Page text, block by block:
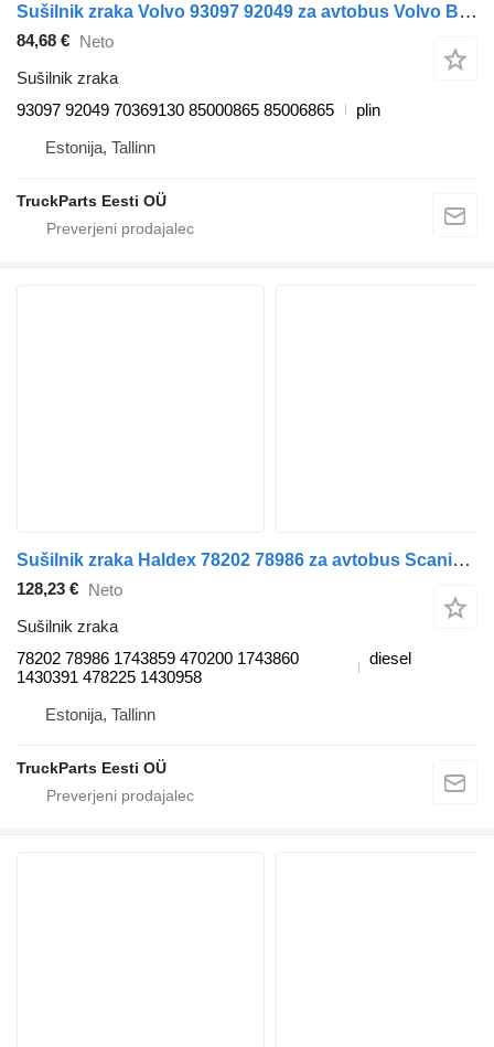
Sušilnik zraka Volvo 93097 92049 za avtobus Volvo B7, B8, B9, B12 bus (2005-)
84,68 € Neto
Sušilnik zraka
93097 92049 70369130 85000865 85006865
plin
Estonija, Tallinn
TruckParts Eesti OÜ
Sušilnik zraka Haldex 78202 78986 za avtobus Scania 4-series bus (1995-2006)
128,23 € Neto
Sušilnik zraka
78202 78986 1743859 470200 1743860
1430391 478225 1430958
diesel
Estonija, Tallinn
TruckParts Eesti OÜ